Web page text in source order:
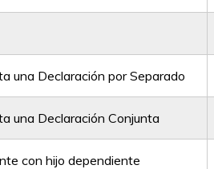
una Declaración por Separado
una Declaración Conjunta
con hijo dependiente